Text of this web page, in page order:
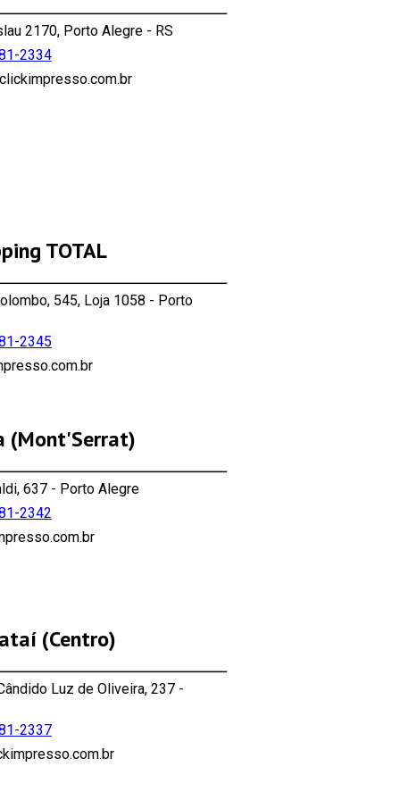
2170, Porto Alegre - RS
2334
TOTAL
545, Loja 1058 - Porto
2345
(Mont'Serrat)
637 - Porto Alegre
2342
(Centro)
Luz de Oliveira, 237 -
2337